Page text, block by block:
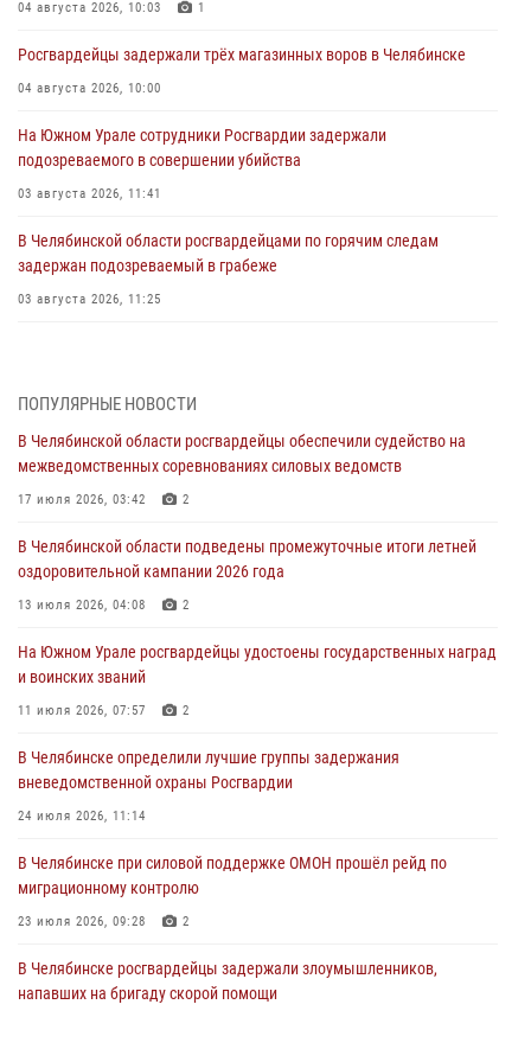
04 августа 2026, 10:03 1
Росгвардейцы задержали трёх магазинных воров в Челябинске
04 августа 2026, 10:00
На Южном Урале сотрудники Росгвардии задержали
подозреваемого в совершении убийства
03 августа 2026, 11:41
В Челябинской области росгвардейцами по горячим следам
задержан подозреваемый в грабеже
03 августа 2026, 11:25
03 августа 2026, 09:22 1
Авиация Росгвардии совершила более 250 санитарных вылетов в
Донецкой Народной Республике
31 июля 2026, 11:33
Росгвардия обеспечивает безопасность граждан на южном
направлении
31 июля 2026, 11:32
В Уральском округе Росгвардии состоялось заседание
оперативного штаба
30 июля 2026, 10:53
ПОПУЛЯРНЫЕ НОВОСТИ
В Челябинской области росгвардейцы обеспечили судейство на
межведомственных соревнованиях силовых ведомств
17 июля 2026, 03:42 2
В Челябинской области подведены промежуточные итоги летней
оздоровительной кампании 2026 года
13 июля 2026, 04:08 2
На Южном Урале росгвардейцы удостоены государственных наград
и воинских званий
11 июля 2026, 07:57 2
В Челябинске определили лучшие группы задержания
вневедомственной охраны Росгвардии
24 июля 2026, 11:14
В Челябинске при силовой поддержке ОМОН прошёл рейд по
миграционному контролю
23 июля 2026, 09:28 2
В Челябинске росгвардейцы задержали злоумышленников,
напавших на бригаду скорой помощи